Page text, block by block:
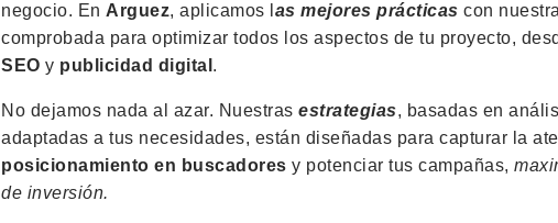
negocio. En Arguez, aplicamos l as mejores prácticas con
comprobada para optimizar todos los aspectos de tu proyecto,
SEO y publicidad digital .
No dejamos nada al azar. Nuestras estrategias, basadas en
adaptadas a tus necesidades, están diseñadas para capturar la
posicionamiento en buscadores y potenciar tus campañas,
de inversión.